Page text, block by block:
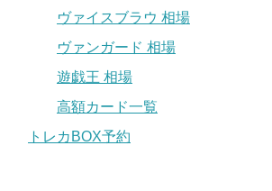
ヴァイスブラウ 相場
ヴァンガード 相場
遊戯王 相場
高額カード一覧
トレカBOX予約